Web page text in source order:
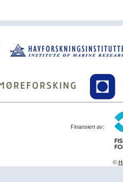
Finansiert av:
©